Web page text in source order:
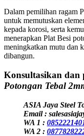
Dalam pemilihan ragam
untuk memutuskan
kepada korosi, serta
menerapkan Plat Besi
meningkatkan mutu dan
dibangun.
Konsultasikan dan
Potongan Tebal
ASIA Jaya Steel
Email :
WA 1 :
WA 2 :